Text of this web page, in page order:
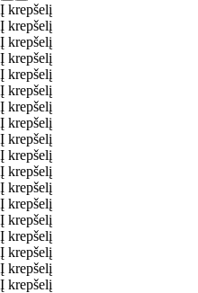
Į krepšelį
Į krepšelį
Į krepšelį
Į krepšelį
Į krepšelį
Į krepšelį
Į krepšelį
Į krepšelį
Į krepšelį
Į krepšelį
Į krepšelį
Į krepšelį
Į krepšelį
Į krepšelį
Į krepšelį
Į krepšelį
Į krepšelį
Į krepšelį